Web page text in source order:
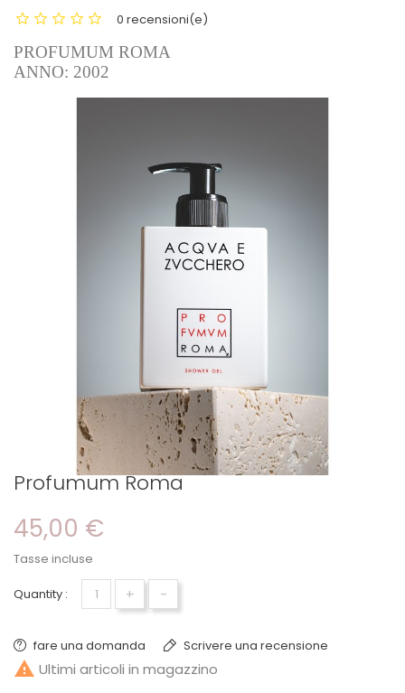
0 recensioni(e)
PROFUMUM ROMA
ANNO: 2002
Profumum Roma
45,00 €
Tasse incluse
Quantity : + -
fare una domanda Scrivere una recensione
 Ultimi articoli in magazzino